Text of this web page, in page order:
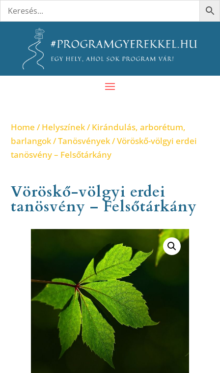
Home /Helyszínek/Kirándulás, arborétum,
barlangok/Tanösvények/ Vöröskő-völgyi erdei
tanösvény – Felsőtárkány
Vöröskő-völgyi erdei
tanösvény – Felsőtárkány